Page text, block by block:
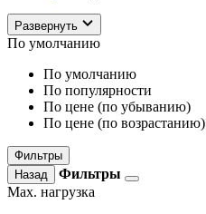
Развернуть
По умолчанию
По умолчанию
По популярности
По цене (по убыванию)
По цене (по возрастанию)
Фильтры
Назад
Фильтры
Max. нагрузка